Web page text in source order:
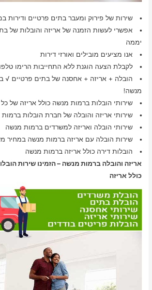
שירות של פירוק ומעבר בתים פרטיים ודירות
אפשרי לעשות הזמנה של אריזה והובלות של
יממה
אנו מציעים מובילים ואורזי דירות
לקבלת הצעה הוגנת ללא התחייבות הרימו
הובלה + אריזה + אחסנה של בתים פרטיים √
מנשה!
שירותי הובלות ברמות מנשה כולל אריזה של
שירותי אריזה והובלה של חברת הובלות
שירותי הובלה ואריזה למשרדים ברמות מנשה
שירות הובלה עם אריזה ברמות מנשה במחיר
הובלות דירה כולל אריזה ברמות מנשה
אריזה והובלה ברמות מנשה – הזמינו שירות
כולל אריזה